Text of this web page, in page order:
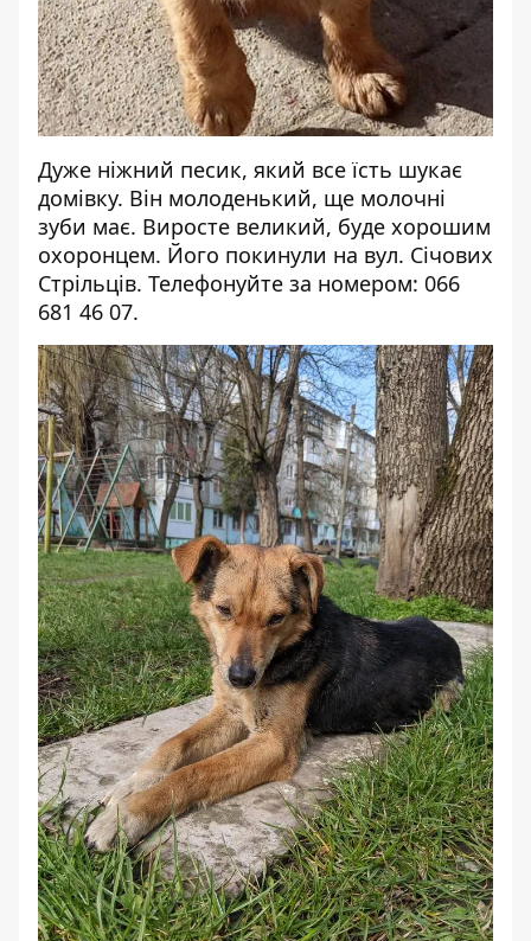
Дуже ніжний песик, який все їсть шукає
домівку. Він молоденький, ще молочні
зуби має. Виросте великий, буде хорошим
охоронцем. Його покинули на вул. Січових
Стрільців. Телефонуйте за номером: 066
681 46 07.